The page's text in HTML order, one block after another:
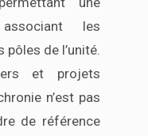
les
de l’unité.
et projets
n’est pas
de référence